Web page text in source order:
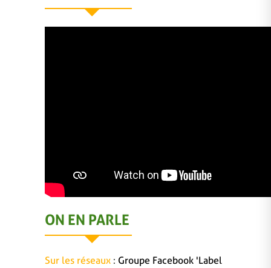
ON EN PARLE
Sur les réseaux : Groupe Facebook 'Label